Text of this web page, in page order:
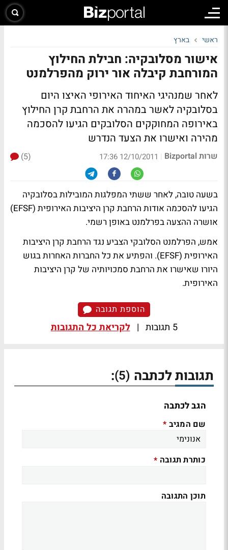
ראשי בארץ
אישור מסלובקיה: חבילת החילוץ
המורחבת קיבלה אור ירוק מהפרלמנט
לאחר שמנהיגי האיחוד האירופי האיצו היום
בסלובקיה לאשר במהרה את הרחבת קרן החילוץ
באירופה המחוקקים הסלובקים הגיעו להסכמה
מהירה ואישרו את הצעד הנדרש
שרות Bizportal |
12/10/2011 17:36
(5)
בשעה טובה, לאחר ששתי המפלגות המובילות בסלובקיה
הגיעו להסכמה אודות הרחבת קרן היציבות האירופית (EFSF)
אושרה ההצעה בפרלמנט באופן רשמי.
אמש, הפרלמנט הסלובקי הצביע נגד הרחבת קרן היציבות
האירופית (EFSF). והפתיע את כל החברות האחרות בגוש
היורו שאישרו את הרחבת סמכויותיה של קרן היציבות
האירופית.
הוספת תגובה
5 תגובות | לקריאת כל התגובות
תגובות לכתבה (5)
:
הגב לכתבה
שם המגיב *
כותרת תגובה *
תוכן התגובה